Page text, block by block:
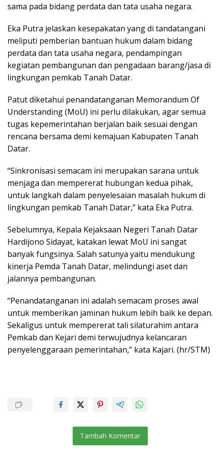
sama pada bidang perdata dan tata usaha negara.
Eka Putra jelaskan kesepakatan yang di tandatangani
meliputi pemberian bantuan hukum dalam bidang
perdata dan tata usaha negara, pendampingan
kegiatan pembangunan dan pengadaan barang/jasa di
lingkungan pemkab Tanah Datar.
Patut diketahui penandatanganan Memorandum Of
Understanding (MoU) ini perlu dilakukan, agar semua
tugas kepemerintahan berjalan baik sesuai dengan
rencana bersama demi kemajuan Kabupaten Tanah
Datar.
“Sinkronisasi semacam ini merupakan sarana untuk
menjaga dan mempererat hubungan kedua pihak,
untuk langkah dalam penyelesaian masalah hukum di
lingkungan pemkab Tanah Datar,” kata Eka Putra.
Sebelumnya, Kepala Kejaksaan Negeri Tanah Datar
Hardijono Sidayat, katakan lewat MoU ini sangat
banyak fungsinya. Salah satunya yaitu mendukung
kinerja Pemda Tanah Datar, melindungi aset dan
jalannya pembangunan.
“Penandatanganan ini adalah semacam proses awal
untuk memberikan jaminan hukum lebih baik ke depan.
Sekaligus untuk mempererat tali silaturahim antara
Pemkab dan Kejari demi terwujudnya kelancaran
penyelenggaraan pemerintahan,” kata Kajari. (hr/STM)
Tambah Komentar